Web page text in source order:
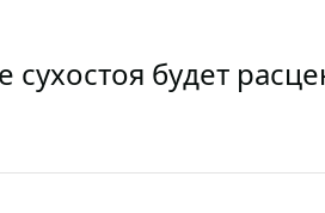
будет